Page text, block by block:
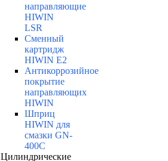
направляющие
HIWIN
LSR
Сменный
картридж
HIWIN E2
Антикоррозийное
покрытие
направляющих
HIWIN
Шприц
HIWIN для
смазки GN-
400C
Цилиндрические